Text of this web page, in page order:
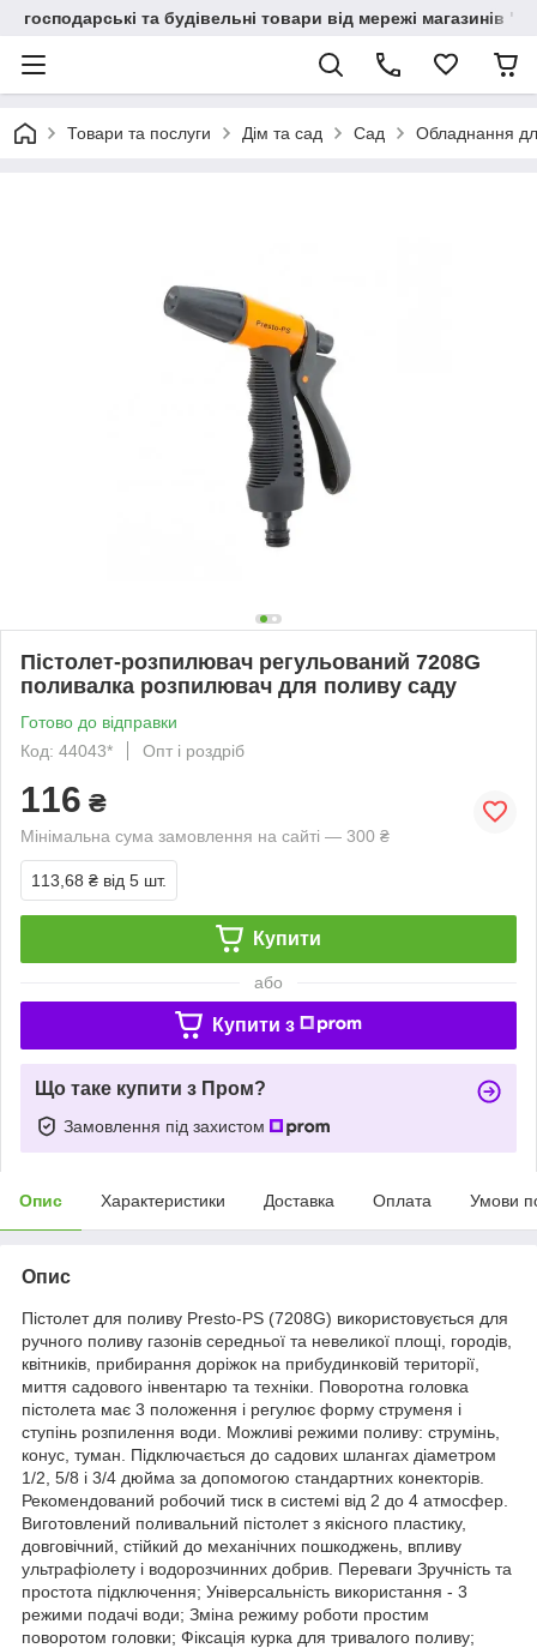
господарські та будівельні товари від мережі магазинів
Товари та послуги Дім та сад Сад Обладнання
Пістолет-розпилювач регульований 7208G
поливалка розпилювач для поливу саду
Готово до відправки
Код: 44043*
Опт і роздріб
116 ₴
Мінімальна сума замовлення на сайті — 300 ₴
113,68 ₴ від 5 шт.
Купити
або
Купити з
Що таке купити з Пром?
Замовлення під захистом
Опис Характеристики Доставка Оплата Умови
Опис
Пістолет для поливу Presto-PS (7208G) використовується для
ручного поливу газонів середньої та невеликої площі, городів,
квітників, прибирання доріжок на прибудинковій території,
миття садового інвентарю та техніки. Поворотна головка
пістолета має 3 положення і регулює форму струменя і
ступінь розпилення води. Можливі режими поливу: струмінь,
конус, туман. Підключається до садових шлангах діаметром
1/2, 5/8 і 3/4 дюйма за допомогою стандартних конекторів.
Рекомендований робочий тиск в системі від 2 до 4 атмосфер.
Виготовлений поливальний пістолет з якісного пластику,
довговічний, стійкий до механічних пошкоджень, впливу
ультрафіолету і водорозчинних добрив. Переваги Зручність та
простота підключення; Універсальність використання - 3
режими подачі води; Зміна режиму роботи простим
поворотом головки; Фіксація курка для тривалого поливу;